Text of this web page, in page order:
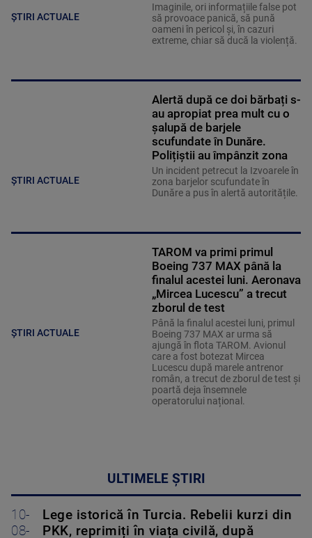
ȘTIRI ACTUALE
Imaginile, ori informațiile false pot
să provoace panică, să pună
oameni în pericol și, în cazuri
extreme, chiar să ducă la violență.
ȘTIRI ACTUALE
Alertă după ce doi bărbați s-
au apropiat prea mult cu o
șalupă de barjele
scufundate în Dunăre.
Polițiștii au împânzit zona
Un incident petrecut la Izvoarele în
zona barjelor scufundate în
Dunăre a pus în alertă autoritățile.
ȘTIRI ACTUALE
TAROM va primi primul
Boeing 737 MAX până la
finalul acestei luni. Aeronava
„Mircea Lucescu” a trecut
zborul de test
Până la finalul acestei luni, primul
Boeing 737 MAX ar urma să
ajungă în flota TAROM. Avionul
care a fost botezat Mircea
Lucescu după marele antrenor
român, a trecut de zborul de test și
poartă deja însemnele
operatorului național.
ULTIMELE ȘTIRI
10-
08-
Lege istorică în Turcia. Rebelii kurzi din
PKK, reprimiți în viața civilă, după